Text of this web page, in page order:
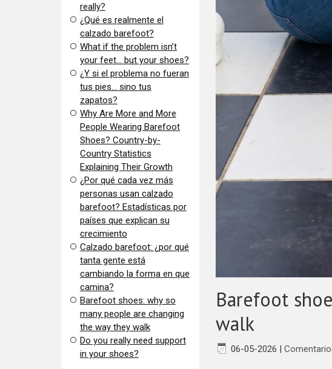
really?
¿Qué es realmente el
calzado barefoot?
​What if the problem isn’t
your feet… but your shoes?
¿Y si el problema no fueran
tus pies… sino tus
zapatos?
​Why Are More and More
People Wearing Barefoot
Shoes? Country-by-
Country Statistics
Explaining Their Growth
​¿Por qué cada vez más
personas usan calzado
barefoot? Estadísticas por
países que explican su
crecimiento
Calzado barefoot: ¿por qué
tanta gente está
cambiando la forma en que
camina?
Barefoot shoes: why so
many people are changing
the way they walk
​Do you really need support
in your shoes?
Barefoot
walk
06-05-2026 |